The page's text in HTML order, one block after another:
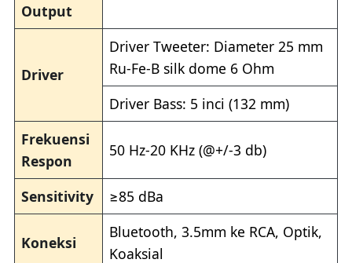
Output
Driver
Driver Tweeter: Diameter 25 mm
Ru-Fe-B silk dome 6 Ohm
Driver Bass: 5 inci (132 mm)
Frekuensi
Respon
50 Hz-20 KHz (@+/-3 db)
Sensitivity ≥85 dBa
Koneksi
Bluetooth, 3.5mm ke RCA, Optik,
Koaksial